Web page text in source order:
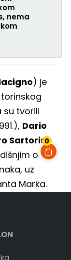
0
nema
) je
su tvorili
Dario
Sartoris
od
uz
Marka.